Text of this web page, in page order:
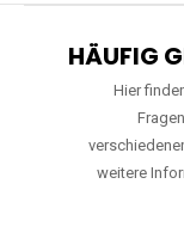
HÄUFIG
Hier
weitere